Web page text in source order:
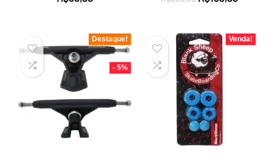
era:
R$209,90.
é:
Destaque!
- 5%
Venda!